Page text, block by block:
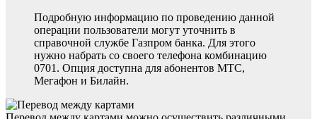
Подробную информацию по проведению данной
операции пользователи могут уточнить в
справочной службе Газпром банка. Для этого
нужно набрать со своего телефона комбинацию
0701. Опция доступна для абонентов MTC,
Mегафон и Билaйн.